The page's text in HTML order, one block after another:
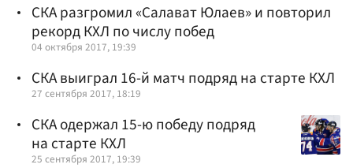
СКА разгромил «Салават Юлаев» и повторил
рекорд КХЛ по числу побед
04 октября 2017, 19:39
СКА выиграл 16-й матч подряд на старте КХЛ
27 сентября 2017, 18:19
СКА одержал 15-ю победу подряд
на старте КХЛ
25 сентября 2017, 19:39